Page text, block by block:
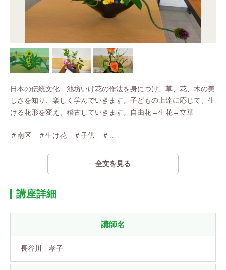
日本の伝統文化 池坊いけ花の作法を身につけ、草、花、木の美
しさを知り、楽しく学んでいきます。子どもの上達に応じて、生
ける花形を変え、稽古していきます。自由花→生花→立華
＃南区 ＃生け花 ＃子供 ＃
全文を見る
講座詳細
講師名
長谷川 孝子